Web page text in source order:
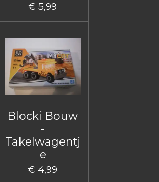
€ 5,99
Blocki Bouw
-
Takelwagentj
e
€ 4,99